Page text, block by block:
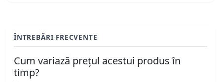
ÎNTREBĂRI FRECVENTE
Cum variază prețul acestui produs în
timp?